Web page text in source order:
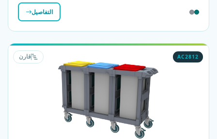
التفاصيل
AC2812 قارن